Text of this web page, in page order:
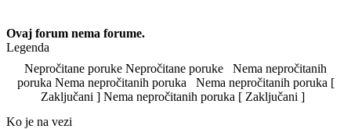
Ovaj forum nema forume.
Legenda
Nepročitane poruke Nepročitane poruke Nema nepročitanih
poruka Nema nepročitanih poruka Nema nepročitanih poruka [
Zaključani ]Nema nepročitanih poruka [ Zaključani ]
Ko je na vezi